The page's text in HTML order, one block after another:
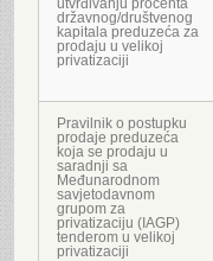
utvrđivanju procenta
državnog/društvenog
kapitala preduzeća za
prodaju u velikoj
privatizaciji
Pravilnik o postupku
prodaje preduzeća
koja se prodaju u
saradnji sa
Međunarodnom
savjetodavnom
grupom za
privatizaciju (IAGP)
tenderom u velikoj
privatizaciji